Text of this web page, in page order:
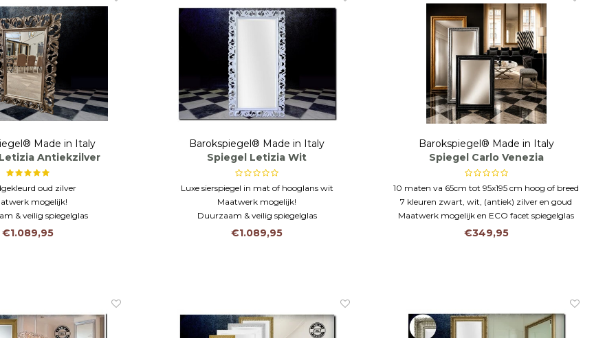
Made in Italy
Antiekzilver
oud zilver
mogelijk!
& veilig spiegelglas
€1.089,95
Barokspiegel® Made in Italy
Spiegel Letizia Wit
Luxe sierspiegel in mat of hooglans wit
Maatwerk mogelijk!
Duurzaam & veilig spiegelglas
€1.089,95
Barokspiegel® Made in Italy
Spiegel Carlo Venezia
10 maten va 65cm tot 95x195 cm hoog of breed
7 kleuren zwart, wit, (antiek) zilver en goud
Maatwerk mogelijk en ECO facet spiegelglas
€349,95